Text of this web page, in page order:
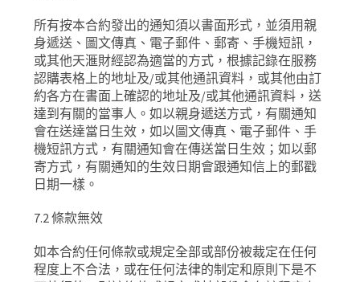
所有按本合約發出的通知須以書面形式，並須用親
身遞送、圖文傳真、電子郵件、郵寄、手機短訊，
或其他天滙財經認為適當的方式，根據記錄在服務
認購表格上的地址及/或其他通訊資料，或其他由訂
約各方在書面上確認的地址及/或其他通訊資料，送
達到有關的當事人。如以親身遞送方式，有關通知
會在送達當日生效，如以圖文傳真、電子郵件、手
機短訊方式，有關通知會在傳送當日生效；如以郵
寄方式，有關通知的生效日期會跟通知信上的郵戳
日期一樣。
7.2條款無效
如本合約任何條款或規定全部或部份被裁定在任何
程度上不合法，或在任何法律的制定和原則下是不